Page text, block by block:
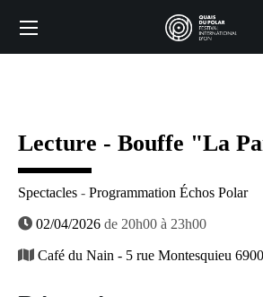
Lecture - Bouffe "La
Spectacles - Programmation Échos Polar
02/04/2026 de 20h00 à 23h00
Café du Nain - 5 rue Montesquieu